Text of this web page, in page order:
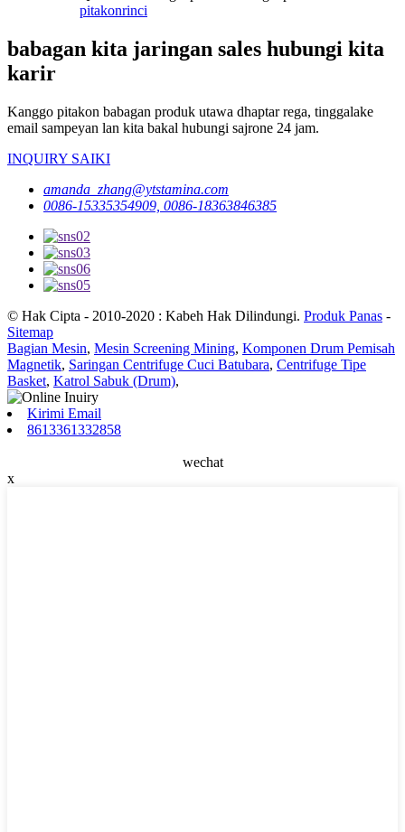
pitakonrinci
babagan kita jaringan sales hubungi kita
karir
Kanggo pitakon babagan produk utawa dhaptar rega, tinggalake
email sampeyan lan kita bakal hubungi sajrone 24 jam.
INQUIRY SAIKI
amanda_zhang@ytstamina.com
0086-15335354909, 0086-18363846385
© Hak Cipta - 2010-2020 : Kabeh Hak Dilindungi. Produk Panas -
Sitemap
Bagian Mesin, Mesin Screening Mining, Komponen Drum Pemisah
Magnetik, Saringan Centrifuge Cuci Batubara, Centrifuge Tipe
Basket, Katrol Sabuk (Drum),
Kirimi Email
8613361332858
wechat
x